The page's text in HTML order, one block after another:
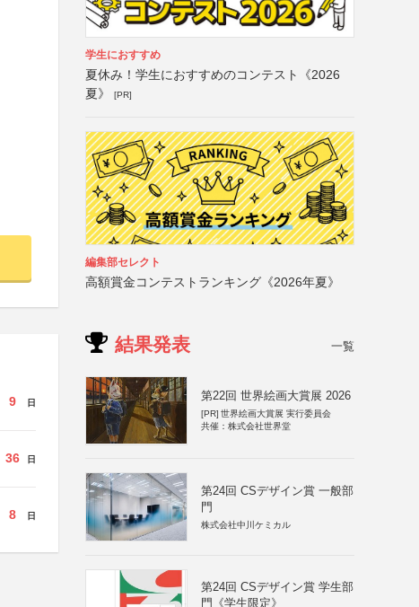
9 日
36 日
8 日
学生におすすめ
夏休み！学生におすすめのコンテスト《2026
夏》
[PR]
編集部セレクト
高額賞金コンテストランキング《2026年夏》
結果発表 一覧
第22回 世界絵画大賞展 2026
[PR] 世界絵画大賞展 実行委員会
共催：株式会社世界堂
第24回 CSデザイン賞 一般部
門
株式会社中川ケミカル
第24回 CSデザイン賞 学生部
門《学生限定》